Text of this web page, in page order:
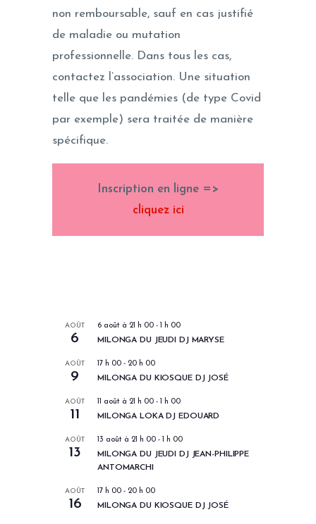
non remboursable, sauf en cas justifié
de maladie ou mutation
professionnelle. Dans tous les cas,
contactez l’association. Une situation
telle que les pandémies (de type Covid
par exemple) sera traitée de manière
spécifique.
Inscription en ligne =>
cliquez ici
AOÛT
6
6 août à 21 h 00 - 1 h 00
MILONGA DU JEUDI DJ MARYSE
AOÛT
9
17 h 00 - 20 h 00
MILONGA DU KIOSQUE DJ JOSÉ
AOÛT
11
11 août à 21 h 00 - 1 h 00
MILONGA LOKA DJ EDOUARD
AOÛT
13
13 août à 21 h 00 - 1 h 00
MILONGA DU JEUDI DJ JEAN-PHILIPPE
ANTOMARCHI
AOÛT
16
17 h 00 - 20 h 00
MILONGA DU KIOSQUE DJ JOSÉ